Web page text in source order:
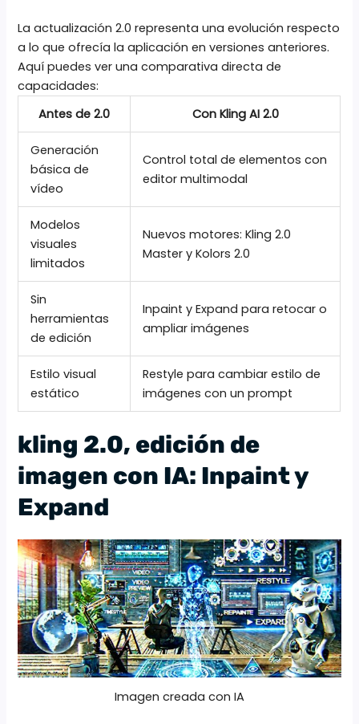
La actualización 2.0 representa una evolución respecto
a lo que ofrecía la aplicación en versiones anteriores.
Aquí puedes ver una comparativa directa de
capacidades:
Antes de 2.0
Con Kling AI 2.0
Generación
básica de
vídeo
Control total de elementos con
editor multimodal
Modelos
visuales
limitados
Nuevos motores: Kling 2.0
Master y Kolors 2.0
Sin
herramientas
de edición
Inpaint y Expand para retocar o
ampliar imágenes
Estilo visual
estático
Restyle para cambiar estilo de
imágenes con un prompt
kling 2.0, edición de
imagen con IA: Inpaint y
Expand
Imagen creada con IA